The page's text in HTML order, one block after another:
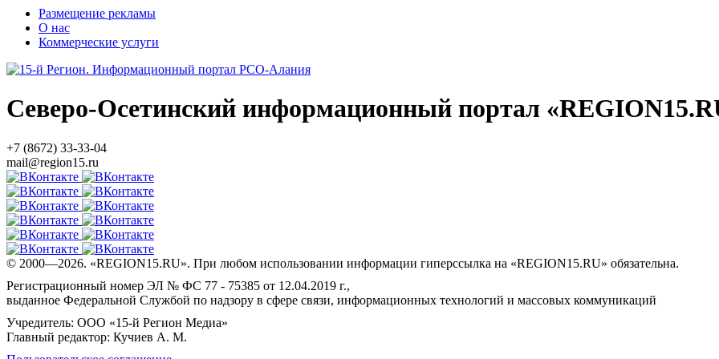
Размещение рекламы
О нас
Коммерческие услуги
Северо-Осетинский информационный портал
+7 (8672) 33-33-04
mail@region15.ru
© 2000—2026. «REGION15.RU». При любом использовании информации гиперссылка на «REGION15.RU» обязательна.
Регистрационный номер ЭЛ № ФС 77 - 75385 от 12.04.2019 г.,
выданное Федеральной Службой по надзору в сфере связи, информационных технологий и массовых коммуникаций
Учредитель: ООО «15-й Регион Медиа»
Главный редактор: Кучиев А. М.